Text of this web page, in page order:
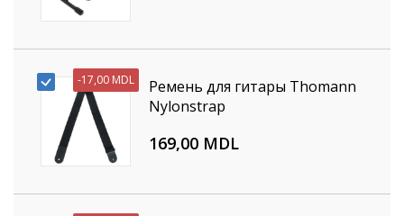
-17,00 MDL
Ремень для гитары Thomann
Nylonstrap
169,00 MDL